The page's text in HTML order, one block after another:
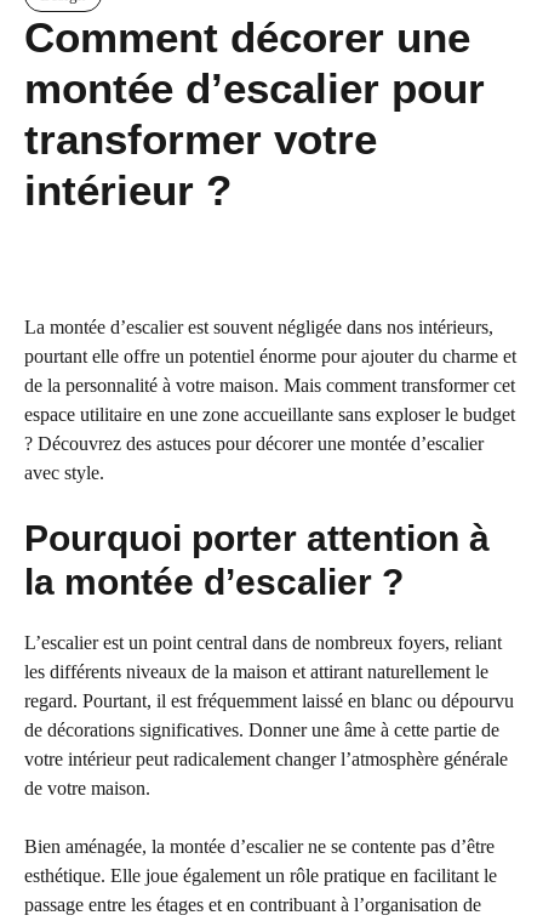
Comment décorer une
montée d’escalier pour
transformer votre
intérieur ?
La montée d’escalier est souvent négligée dans nos intérieurs,
pourtant elle offre un potentiel énorme pour ajouter du charme et
de la personnalité à votre maison. Mais comment transformer cet
espace utilitaire en une zone accueillante sans exploser le budget
? Découvrez des astuces pour décorer une montée d’escalier
avec style.
Pourquoi porter attention à
la montée d’escalier ?
L’escalier est un point central dans de nombreux foyers, reliant
les différents niveaux de la maison et attirant naturellement le
regard. Pourtant, il est fréquemment laissé en blanc ou dépourvu
de décorations significatives. Donner une âme à cette partie de
votre intérieur peut radicalement changer l’atmosphère générale
de votre maison.
Bien aménagée, la montée d’escalier ne se contente pas d’être
esthétique. Elle joue également un rôle pratique en facilitant le
passage entre les étages et en contribuant à l’organisation de